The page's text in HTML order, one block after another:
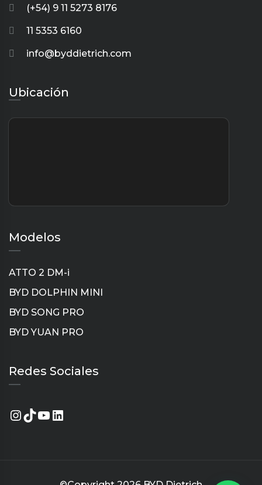
(+54) 9 11 5273 8176
11 5353 6160
info@byddietrich.com
Ubicación
Modelos
ATTO 2 DM-i
BYD DOLPHIN MINI
BYD SONG PRO
BYD YUAN PRO
Redes Sociales
Instagram
TikTok
YouTube
LinkedIn